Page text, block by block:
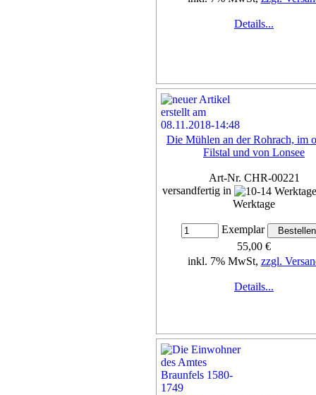
Details...
Die Mühlen an der Rohrach, im
Filstal und von Lonsee
Art-Nr. CHR-00221
versandfertig in
Werktage
Exemplar
55,00 €
inkl. 7% MwSt, zzgl.
Details...